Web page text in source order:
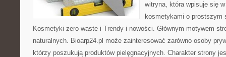
witryna, która wpisuje się
kosmetykami o prostszym
Kosmetyki zero waste i Trendy i nowości. Głównym motywem
naturalnych. Bioarp24.pl może zainteresować zarówno osoby
którzy poszukują produktów pielęgnacyjnych. Charakter strony